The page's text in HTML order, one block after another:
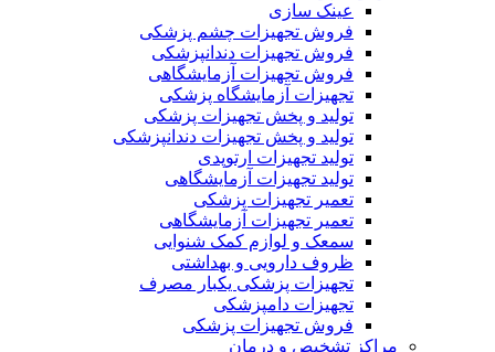
عینک سازی
فروش تجهیزات چشم پزشکی
فروش تجهیزات دندانپزشکی
فروش تجهیزات آزمایشگاهی
تجهیزات آزمایشگاه پزشکی
تولید و پخش تجهیزات پزشکی
تولید و پخش تجهیزات دندانپزشکی
تولید تجهیزات ارتوپدی
تولید تجهیزات آزمایشگاهی
تعمیر تجهیزات پزشکی
تعمیر تجهیزات آزمایشگاهی
سمعک و لوازم کمک شنوایی
ظروف دارویی و بهداشتی
تجهیزات پزشکی یکبار مصرف
تجهیزات دامپزشکی
فروش تجهیزات پزشکی
مراکز تشخیص و درمان